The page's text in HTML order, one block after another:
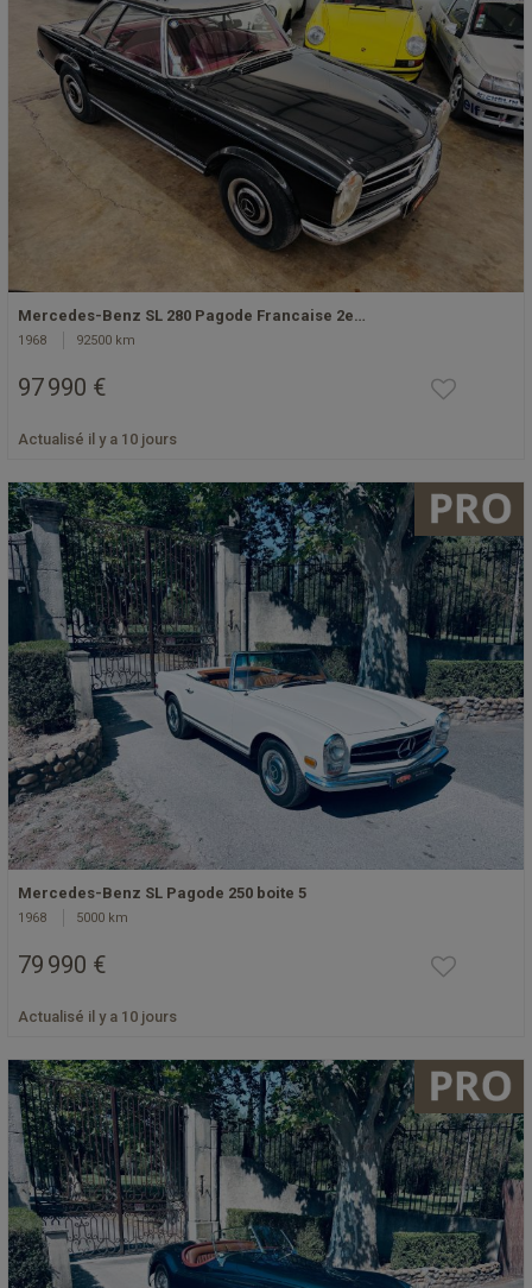
Mercedes-Benz SL 280 Pagode Francaise 2e…
1968 92500 km
97 990 €
Actualisé il y a 10 jours
Mercedes-Benz SL Pagode 250 boite 5
1968 5000 km
79 990 €
Actualisé il y a 10 jours